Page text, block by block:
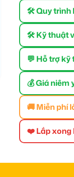
🛠 Quy trình
🛠 Kỹ thuật
💬 Hỗ trợ
💰 Giá niêm
🚚 Miễn phí
❤️ Lắp xong